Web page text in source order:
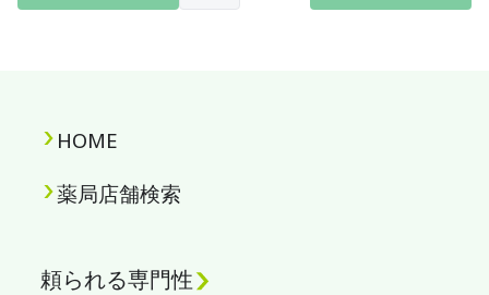
HOME
薬局店舗検索
頼られる専門性